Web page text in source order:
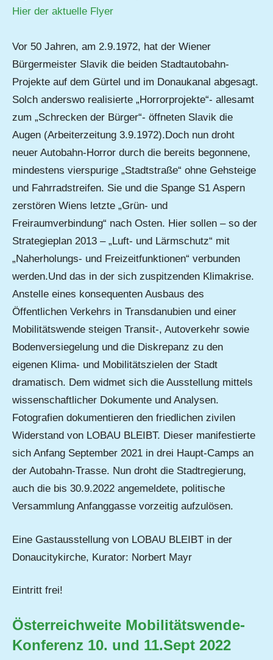
Hier der aktuelle Flyer
Vor 50 Jahren, am 2.9.1972, hat der Wiener
Bürgermeister Slavik die beiden Stadtautobahn-
Projekte auf dem Gürtel und im Donaukanal abgesagt.
Solch anderswo realisierte „Horrorprojekte“- allesamt
zum „Schrecken der Bürger“- öffneten Slavik die
Augen (Arbeiterzeitung 3.9.1972).Doch nun droht
neuer Autobahn-Horror durch die bereits begonnene,
mindestens vierspurige „Stadtstraße“ ohne Gehsteige
und Fahrradstreifen. Sie und die Spange S1 Aspern
zerstören Wiens letzte „Grün- und
Freiraumverbindung“ nach Osten. Hier sollen – so der
Strategieplan 2013 – „Luft- und Lärmschutz“ mit
„Naherholungs- und Freizeitfunktionen“ verbunden
werden.Und das in der sich zuspitzenden Klimakrise.
Anstelle eines konsequenten Ausbaus des
Öffentlichen Verkehrs in Transdanubien und einer
Mobilitätswende steigen Transit-, Autoverkehr sowie
Bodenversiegelung und die Diskrepanz zu den
eigenen Klima- und Mobilitätszielen der Stadt
dramatisch. Dem widmet sich die Ausstellung mittels
wissenschaftlicher Dokumente und Analysen.
Fotografien dokumentieren den friedlichen zivilen
Widerstand von LOBAU BLEIBT. Dieser manifestierte
sich Anfang September 2021 in drei Haupt-Camps an
der Autobahn-Trasse. Nun droht die Stadtregierung,
auch die bis 30.9.2022 angemeldete, politische
Versammlung Anfanggasse vorzeitig aufzulösen.
Eine Gastausstellung von LOBAU BLEIBT in der
Donaucitykirche, Kurator: Norbert Mayr
Eintritt frei!
Österreichweite Mobilitätswende-
Konferenz 10. und 11.Sept 2022